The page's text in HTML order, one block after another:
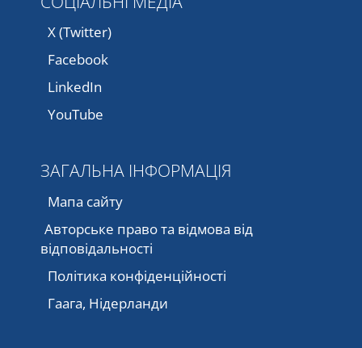
X (Twitter)
Facebook
LinkedIn
YouTube
ЗАГАЛЬНА ІНФОРМАЦІЯ
Мапа сайту
Авторське право та відмова від
відповідальності
Політика конфіденційності
Гаага, Нідерланди